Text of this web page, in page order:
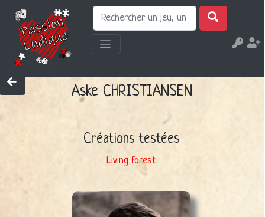
Aske CHRISTIANSEN
Créations testées
Living forest